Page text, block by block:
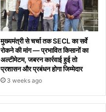
मुख्यमंत्री से चर्चा तक SECL का सर्वे
रोकने की मांग — प्रभावित किसानों का
अल्टीमेटम, जबरन कार्रवाई हुई तो
प्रशासन और प्रबंधन होगा जिम्मेदार
3 weeks ago